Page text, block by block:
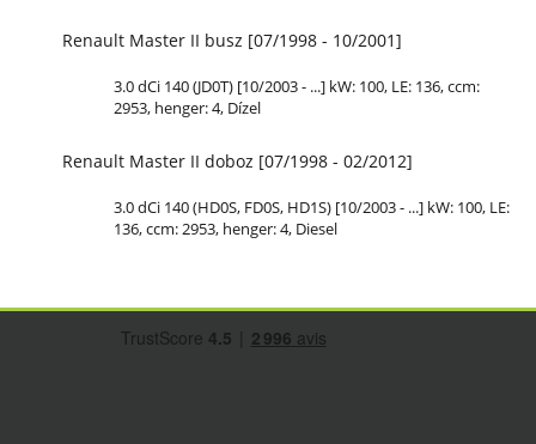
Renault Master II busz [07/1998 - 10/2001]
3.0 dCi 140 (JD0T) [10/2003 - ...] kW: 100, LE: 136, ccm:
2953, henger: 4, Dízel
Renault Master II doboz [07/1998 - 02/2012]
3.0 dCi 140 (HD0S, FD0S, HD1S) [10/2003 - ...] kW: 100, LE:
136, ccm: 2953, henger: 4, Diesel